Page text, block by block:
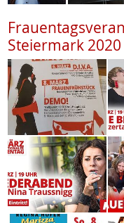
Steiermark 2020